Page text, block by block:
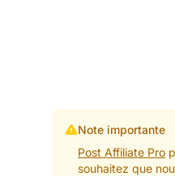
Note importante
Post Affiliate Pro
souhaitez que